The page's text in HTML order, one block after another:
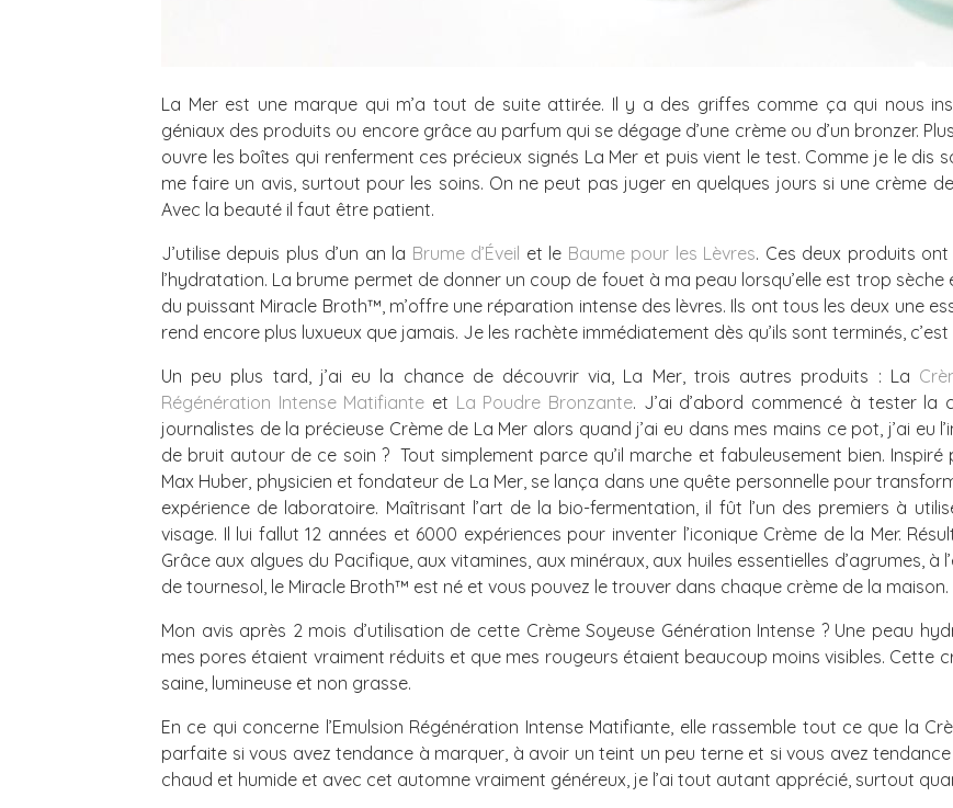
La Mer est une marque qui m’a tout de suite attirée. Il y a des griffes comme ça qui nous
géniaux des produits ou encore grâce au parfum qui se dégage d’une crème ou d’un bronzer.
ouvre les boîtes qui renferment ces précieux signés La Mer et puis vient le test. Comme je le dis
me faire un avis, surtout pour les soins. On ne peut pas juger en quelques jours si une crème
Avec la beauté il faut être patient.
J’utilise depuis plus d’un an la Brume d’Éveil et le Baume pour les Lèvres. Ces deux produits
l’hydratation. La brume permet de donner un coup de fouet à ma peau lorsqu’elle est trop
du puissant Miracle Broth™, m’offre une réparation intense des lèvres. Ils ont tous les deux une
rend encore plus luxueux que jamais. Je les rachète immédiatement dès qu’ils sont terminés,
Un peu plus tard, j’ai eu la chance de découvrir via, La Mer, trois autres produits : La
Régénération Intense Matifiante et La Poudre Bronzante. J’ai d’abord commencé à tester la
journalistes de la précieuse Crème de La Mer alors quand j’ai eu dans mes mains ce pot, j’ai eu
de bruit autour de ce soin ? Tout simplement parce qu’il marche et fabuleusement bien.
Max Huber, physicien et fondateur de La Mer, se lança dans une quête personnelle pour
expérience de laboratoire. Maîtrisant l’art de la bio-fermentation, il fût l’un des premiers à
visage. Il lui fallut 12 années et 6000 expériences pour inventer l’iconique Crème de la Mer.
Grâce aux algues du Pacifique, aux vitamines, aux minéraux, aux huiles essentielles d’agrumes, à
de tournesol, le Miracle Broth™ est né et vous pouvez le trouver dans chaque crème de la maison.
Mon avis après 2 mois d’utilisation de cette Crème Soyeuse Génération Intense ? Une peau
mes pores étaient vraiment réduits et que mes rougeurs étaient beaucoup moins visibles. Cette
saine, lumineuse et non grasse.
En ce qui concerne l’Emulsion Régénération Intense Matifiante, elle rassemble tout ce que la
parfaite si vous avez tendance à marquer, à avoir un teint un peu terne et si vous avez
chaud et humide et avec cet automne vraiment généreux, je l’ai tout autant apprécié, surtout